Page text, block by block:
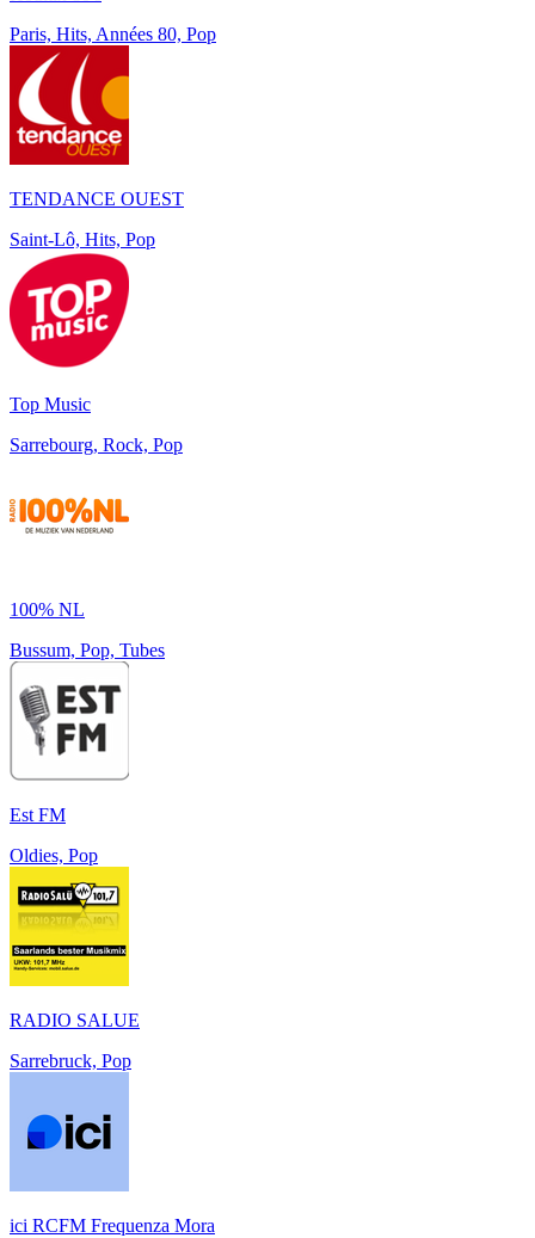
Paris, Hits, Années 80, Pop
TENDANCE OUEST
Saint-Lô, Hits, Pop
Top Music
Sarrebourg, Rock, Pop
100% NL
Bussum, Pop, Tubes
Est FM
Oldies, Pop
RADIO SALUE
Sarrebruck, Pop
ici RCFM Frequenza Mora